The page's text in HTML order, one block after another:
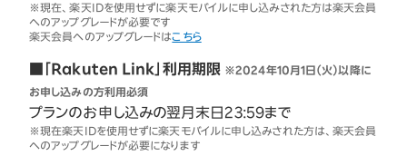
※現在、楽天IDを使用せずに楽天モバイルに申し込みされた方は楽天会員
へのアップグレードが必要です
楽天会員へのアップグレードはこちら
■「Rakuten Link」利用期限 ※2024年10月1日（火）以降に
お申し込みの方利用必須
プランのお申し込みの翌月末日23:59まで
※現在楽天IDを使用せずに楽天モバイルに申し込みされた方は、楽天会員
へのアップグレードが必要になります